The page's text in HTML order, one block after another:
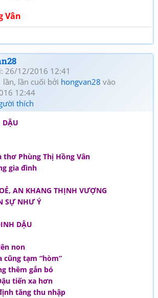
26/12/2016 12:41
lần, lần cuối bởi hongvan28 vào
12:44
thích
Phùng Thị Hồng Vân
đình
AN KHANG THỊNH VƯỢNG
Ý
DẬU
non
cũng tạm “hòm”
thêm gắn bó
tiến xa hơn
tăng thu nhập